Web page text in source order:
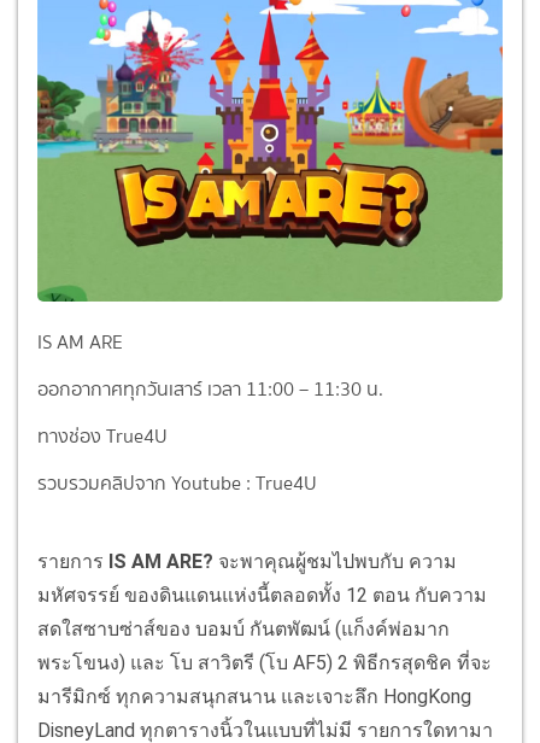
IS AM ARE
ออกอากาศทุกวันเสาร์ เวลา 11:00 – 11:30 น.
ทางช่อง True4U
รวบรวมคลิปจาก Youtube : True4U
รายการ IS AM ARE? จะพาคุณผู้ชมไปพบกับ ความ
มหัศจรรย์ ของดินแดนแห่งนี้ตลอดทั้ง 12 ตอน กับความ
สดใสซาบซ่าส์ของ บอมบ์ กันตพัฒน์ (แก็งค์พ่อมาก
พระโขนง) และ โบ สาวิตรี (โบ AF5) 2 พิธีกรสุดชิค ที่จะ
มารีมิกซ์ ทุกความสนุกสนาน และเจาะลึก HongKong
DisneyLand ทุกตารางนิ้วในแบบที่ไม่มี รายการใดทามา